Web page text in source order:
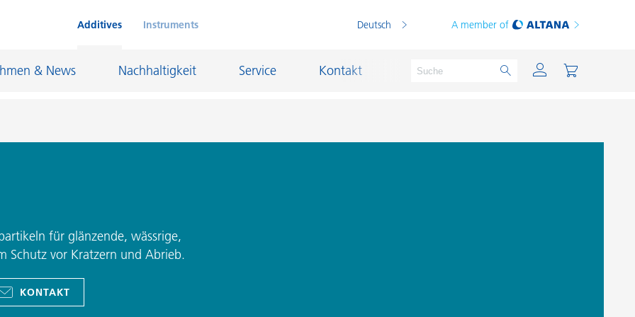
Additives Instruments Deutsch A member of
& News Nachhaltigkeit Service Kontakt
Feuerfestindustrie
I&I
Maler- und Bautenlacke
Öl- und Gasindustrie
für glänzende, wässrige,
Schutz vor Kratzern und Abrieb.
KONTAKT